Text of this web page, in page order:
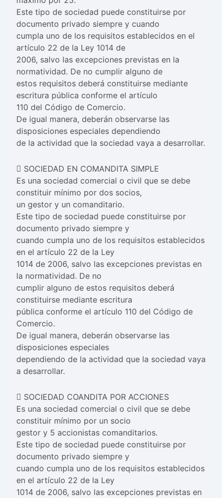
Este tipo de sociedad puede constituirse por
documento privado siempre y cuando
cumpla uno de los requisitos establecidos en el
artículo 22 de la Ley 1014 de
2006, salvo las excepciones previstas en la
normatividad. De no cumplir alguno de
estos requisitos deberá constituirse mediante
escritura pública conforme el artículo
110 del Código de Comercio.
De igual manera, deberán observarse las
disposiciones especiales dependiendo
de la actividad que la sociedad vaya a desarrollar.
 SOCIEDAD EN COMANDITA SIMPLE
Es una sociedad comercial o civil que se debe
constituir mínimo por dos socios,
un gestor y un comanditario.
Este tipo de sociedad puede constituirse por
documento privado siempre y
cuando cumpla uno de los requisitos establecidos
en el artículo 22 de la Ley
1014 de 2006, salvo las excepciones previstas en
la normatividad. De no
cumplir alguno de estos requisitos deberá
constituirse mediante escritura
pública conforme el artículo 110 del Código de
Comercio.
De igual manera, deberán observarse las
disposiciones especiales
dependiendo de la actividad que la sociedad vaya
a desarrollar.
 SOCIEDAD COANDITA POR ACCIONES
Es una sociedad comercial o civil que se debe
constituir mínimo por un socio
gestor y 5 accionistas comanditarios.
Este tipo de sociedad puede constituirse por
documento privado siempre y
cuando cumpla uno de los requisitos establecidos
en el artículo 22 de la Ley
1014 de 2006, salvo las excepciones previstas en